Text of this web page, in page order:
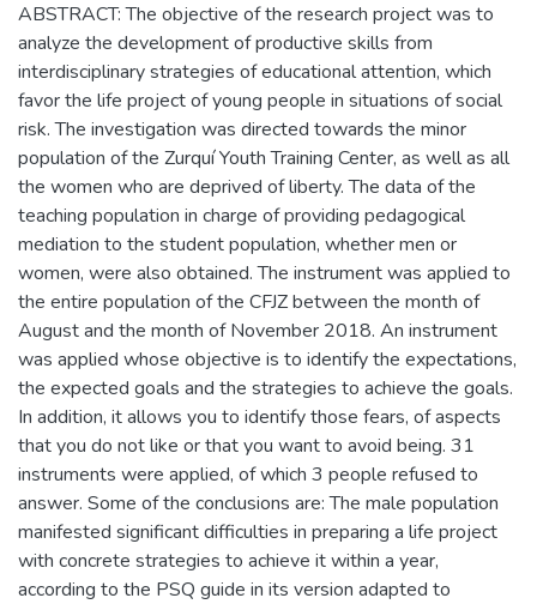
ABSTRACT: The objective of the research project was to
analyze the development of productive skills from
interdisciplinary strategies of educational attention, which
favor the life project of young people in situations of social
risk. The investigation was directed towards the minor
population of the Zurquí Youth Training Center, as well as all
the women who are deprived of liberty. The data of the
teaching population in charge of providing pedagogical
mediation to the student population, whether men or
women, were also obtained. The instrument was applied to
the entire population of the CFJZ between the month of
August and the month of November 2018. An instrument
was applied whose objective is to identify the expectations,
the expected goals and the strategies to achieve the goals.
In addition, it allows you to identify those fears, of aspects
that you do not like or that you want to avoid being. 31
instruments were applied, of which 3 people refused to
answer. Some of the conclusions are: The male population
manifested significant difficulties in preparing a life project
with concrete strategies to achieve it within a year,
according to the PSQ guide in its version adapted to